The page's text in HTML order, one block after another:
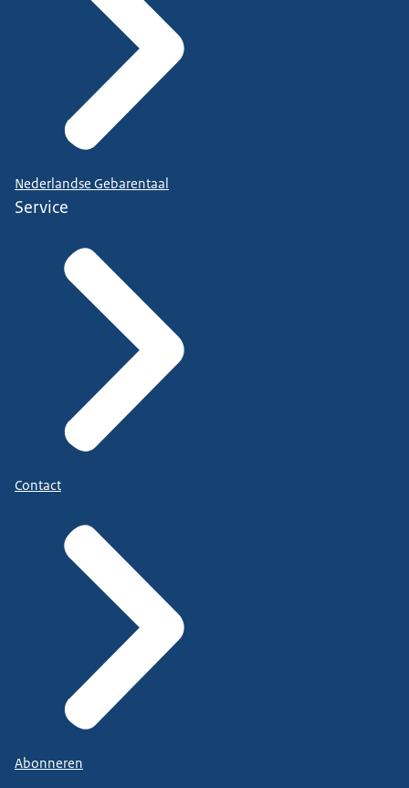
Nederlandse Gebarentaal
Service
Contact
Abonneren